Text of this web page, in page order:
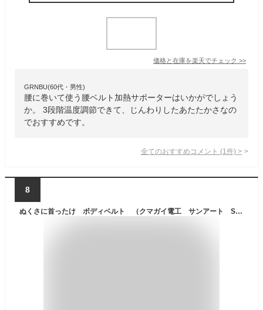
価格と在庫を楽天でチェック >>
GRNBU(60代・男性)
腰に巻いて使う腰ベルト加熱サポーターはいかがでしょう
か。 3段階温度調節できて、じんわりしたあたたかさなの
でおすすめです。
全てのおすすめコメント (1 件) >
8
ぬくさに首ったけ ボディベルト （クマガイ電工 サンアート SUNART) 【ヒーター内蔵 ベルト】【あったか家電】【送料無料】【代引料無料】【smtb-k】【ky】